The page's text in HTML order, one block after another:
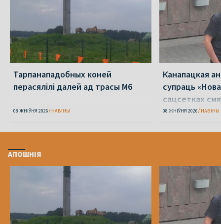
Тарпанападобных коней
перасялілі далей ад трасы М6
08 ЖНІЎНЯ 2026 НАВІНЫ
Канапацкая
супраць
сацсетках
адзін
08 ЖНІЎНЯ 2026 НАВІНЫ
АПОШНІЯ